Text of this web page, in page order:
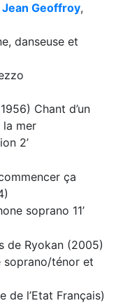
Jean Geoffroy,
danseuse et
Chant d’un
la mer
2’
ça
soprano 11’
de Ryokan (2005)
soprano/ténor et
l’Etat Français)